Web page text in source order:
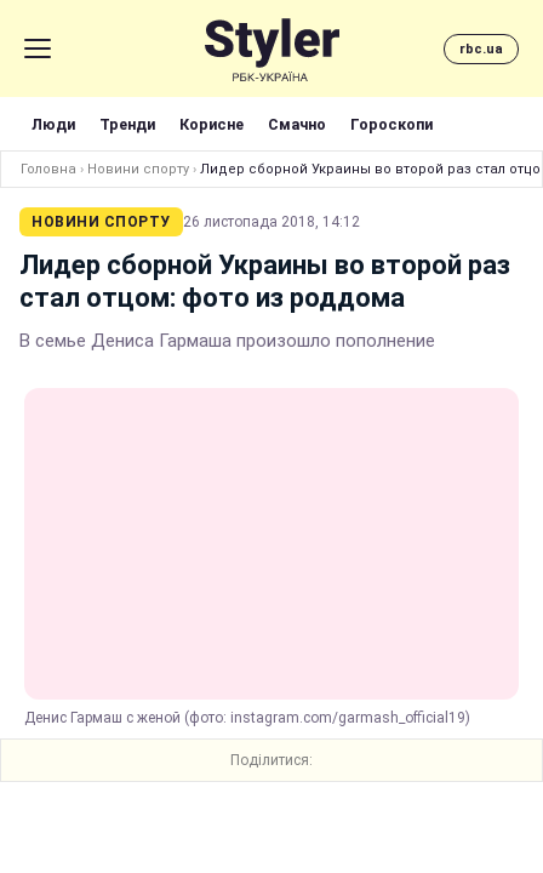
rbc.ua
Люди Тренди Корисне Смачно Гороскопи
Головна › Новини спорту › Лидер сборной Украины во второй раз стал
НОВИНИ СПОРТУ 26 листопада 2018, 14:12
Лидер сборной Украины во второй раз
стал отцом: фото из роддома
В семье Дениса Гармаша произошло пополнение
Денис Гармаш с женой (фото: instagram.com/garmash_official19)
Поділитися: